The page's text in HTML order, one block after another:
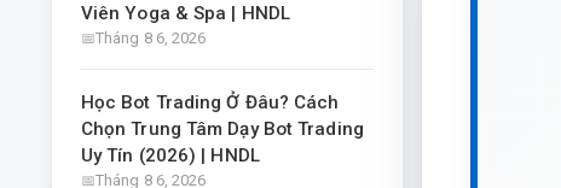
Viên Yoga & Spa | HNDL
Tháng 8 6, 2026
Học Bot Trading Ở Đâu? Cách
Chọn Trung Tâm Dạy Bot Trading
Uy Tín (2026) | HNDL
Tháng 8 6, 2026